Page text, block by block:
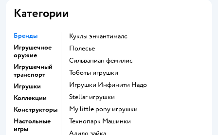
Категории
Бренды
Игрушечное
оружие
Игрушечный
транспорт
Игрушки
Коллекции
Конструкторы
Настольные
игры
Куклы энчантималс
Полесье
Сильваниан фемилис
Тоботы игрушки
Игрушки Инфинити Надо
Stellar игрушки
my little pony игрушки
Технопарк Машинки
Алило зайка